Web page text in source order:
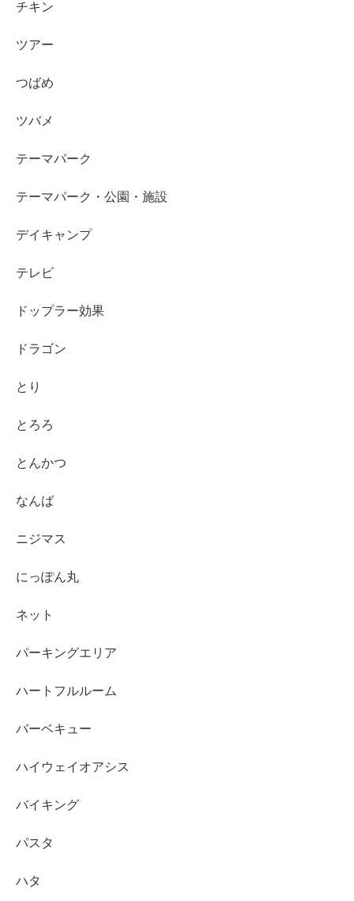
チキン
ツアー
つばめ
ツバメ
テーマパーク
テーマパーク・公園・施設
デイキャンプ
テレビ
ドップラー効果
ドラゴン
とり
とろろ
とんかつ
なんば
ニジマス
にっぽん丸
ネット
パーキングエリア
ハートフルルーム
バーベキュー
ハイウェイオアシス
バイキング
パスタ
ハタ